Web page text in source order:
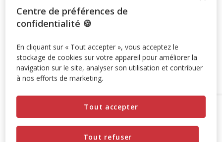
Destockage 50% : remise de 50% appliquée sur ce produit
Ajouter au panier
Options de livraison
Retrait en magasin
Centre de préférences de
confidentialité 🍪
En cliquant sur « Tout accepter », vous acceptez le
stockage de cookies sur votre appareil pour améliorer la
navigation sur le site, analyser son utilisation et contribuer
à nos efforts de marketing.
Tout refuser
Tout accepter